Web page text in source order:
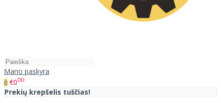
Mano paskyra
0 €000
Prekių krepšelis tuščias!